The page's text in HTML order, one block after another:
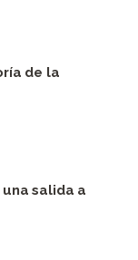
de la
salida a